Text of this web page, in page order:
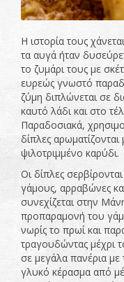
Η ιστορία τους
τα αυγά ήταν
το ζυμάρι τους με
ευρεώς γνωστό
ζύμη διπλώνεται σε
καυτό λάδι και στο
Παραδοσιακά,
δίπλες
ψιλοτριμμένο καρύδι.
Οι δίπλες
γάμους, αρραβώνες
συνεχίζεται στην
προπαραμονή του
νωρίς το πρωί και
τραγουδώντας μέχρι
σε μεγάλα πανέρια με
γλυκό κέρασμα από